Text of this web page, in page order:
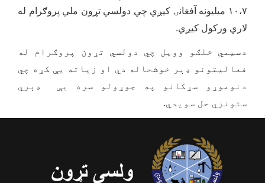
۱۰،۷ میلیونه آفغانۍ کیږي چي دولسي تړون ملي پروګرام له
لاري ورکول کیږي.
دسیمي خلګو وویل چي دولسي تړون پروګرام له
فعالیتونو ډېر خوشحاله دي او زیاته یې کړه چي
دنوموړو سړکانو په جوړولو سره یې ډېري
ستونزي حل سویدي.